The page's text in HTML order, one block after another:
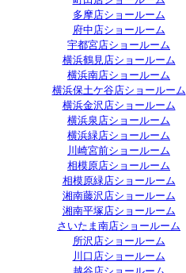
多摩店ショールーム
府中店ショールーム
宇都宮店ショールーム
横浜鶴見店ショールーム
横浜南店ショールーム
横浜保土ケ谷店ショールーム
横浜金沢店ショールーム
横浜泉店ショールーム
横浜緑店ショールーム
川崎宮前ショールーム
相模原店ショールーム
相模原緑店ショールーム
湘南藤沢店ショールーム
湘南平塚店ショールーム
さいたま南店ショールーム
所沢店ショールーム
川口店ショールーム